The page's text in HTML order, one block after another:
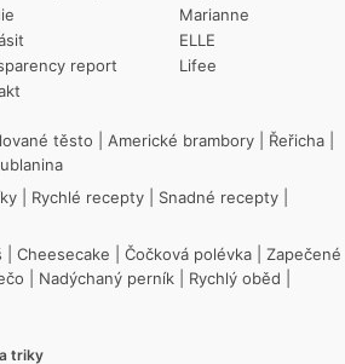
report
Marianne
ELLE
Lifee
těsto Americké brambory Řeřicha
Rychlé recepty Snadné recepty
Cheesecake Čočková polévka
Zapečené
Nadýchaný perník Rychlý oběd
triky